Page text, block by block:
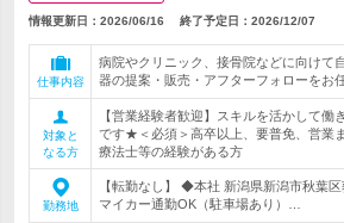
情報更新日：2026/06/16 終了予定日： 2026/12/07
仕事内容
病院やクリニック、接骨院などに向けて
器の提案・販売・アフターフォローをお
対象と
なる方
【営業経験者歓迎】スキルを活かして働
です★＜必須＞高卒以上、要普免、営業
療法士等の経験がある方
勤務地
【転勤なし】 ◆本社 新潟県新潟市秋葉
マイカー通勤OK（駐車場あり）…